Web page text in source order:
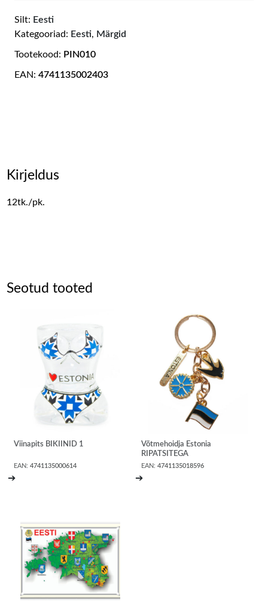
EAN: 4741135002403
Tootekood: PIN010
Kategooriad: Eesti, Märgid
Silt: Eesti
Kirjeldus
12tk./pk.
Seotud tooted
Viinapits BIKIINID 1
EAN:4741135000614
➔
Võtmehoidja Estonia
RIPATSITEGA
EAN:4741135018596
➔